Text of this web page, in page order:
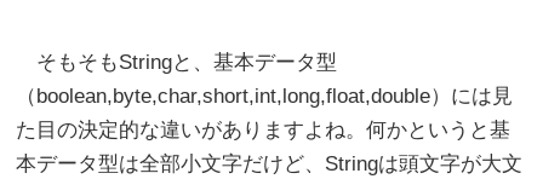
そもそもStringと、基本データ型
（boolean,byte,char,short,int,long,float,double）には見
た目の決定的な違いがありますよね。何かというと基
本データ型は全部小文字だけど、Stringは頭文字が大文